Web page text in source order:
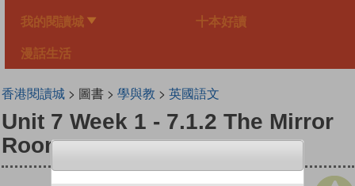
我的閱讀城 十本好讀
漫話生活
香港閱讀城> 圖書 > 學與教 > 英國語文
Unit 7 Week 1 - 7.1.2 The Mirror
Room